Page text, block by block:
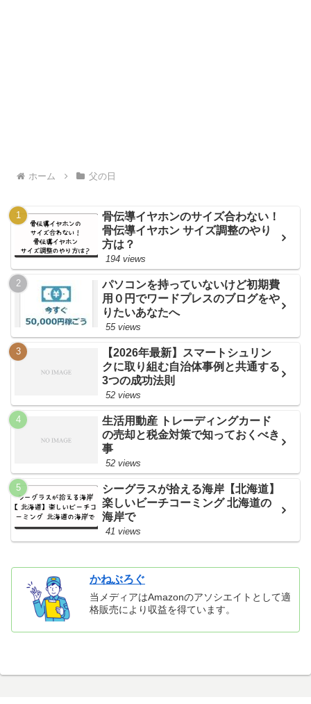
ホーム 父の日
骨伝導イヤホンのサイズ合わない！
骨伝導イヤホン サイズ調整のやり
方は？
194 views
パソコンを持っていないけど初期費
用０円でワードプレスのブログをや
りたいあなたへ
55 views
【2026年最新】スマートシュリン
クに取り組む自治体事例と共通する
3つの成功法則
52 views
生活用動産 トレーディングカード
の売却と税金対策で知っておくべき
事
52 views
シーグラスが拾える海岸【北海道】
楽しいビーチコーミング 北海道の
海岸で
41 views
かねぶろぐ
当メディアはAmazonのアソシエイトとして適
格販売により収益を得ています。